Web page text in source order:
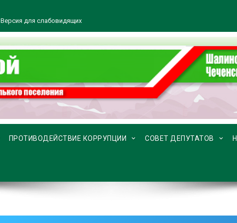
Версия для слабовидящих
ПРОТИВОДЕЙСТВИЕ КОРРУПЦИИ СОВЕТ ДЕПУТАТОВ